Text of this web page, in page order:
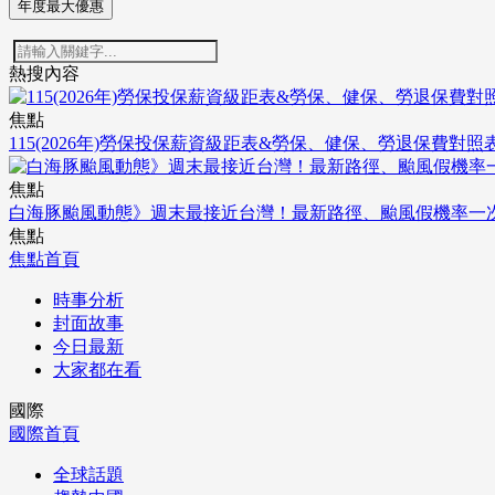
年度最大優惠
熱搜內容
焦點
115(2026年)勞保投保薪資級距表&勞保、健保、勞退保費對照
焦點
白海豚颱風動態》週末最接近台灣！最新路徑、颱風假機率一
焦點
焦點首頁
時事分析
封面故事
今日最新
大家都在看
國際
國際首頁
全球話題